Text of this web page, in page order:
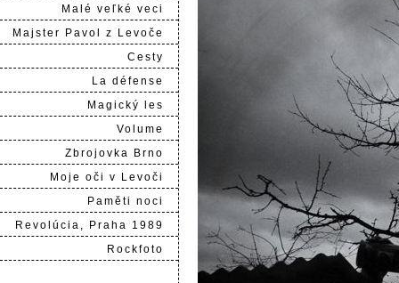
Malé veľké veci
Majster Pavol z Levoče
Cesty
La défense
Magický les
Volume
Zbrojovka Brno
Moje oči v Levoči
Paměti noci
Revolúcia, Praha 1989
Rockfoto